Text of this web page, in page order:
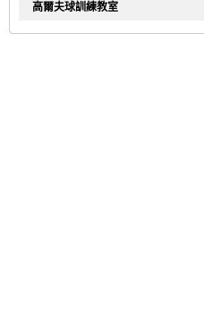
高爾夫球訓練教室